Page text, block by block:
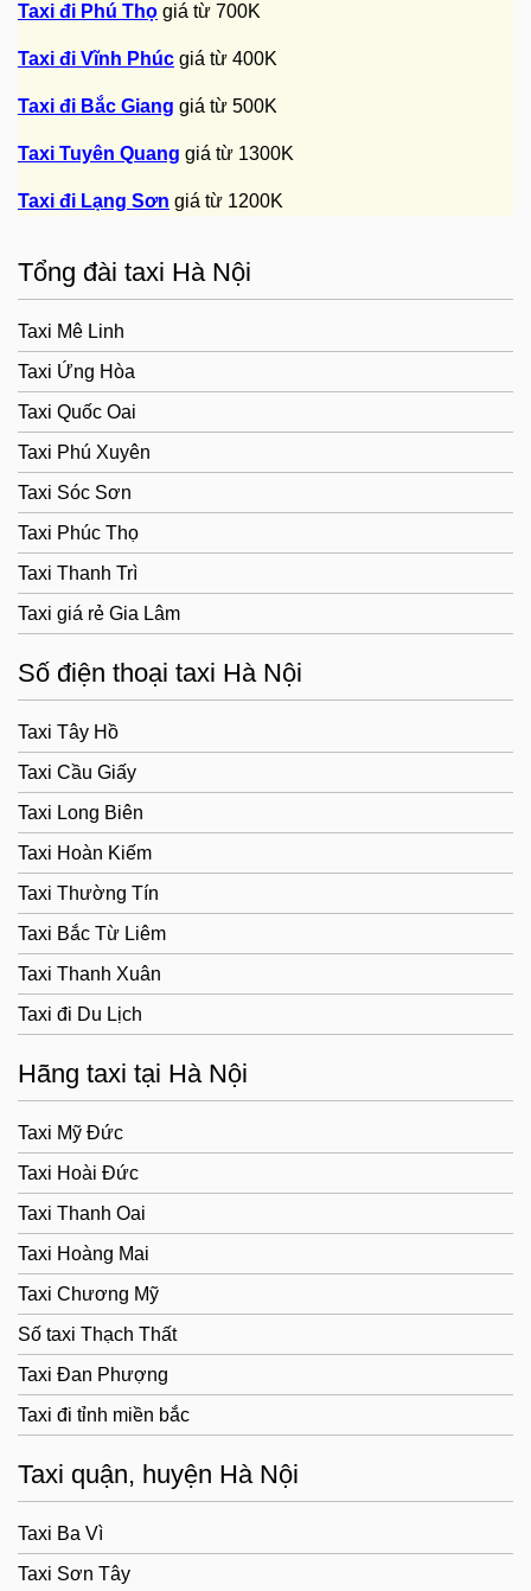
Taxi đi Phú Thọ giá từ 700K
Taxi đi Vĩnh Phúc giá từ 400K
Taxi đi Bắc Giang giá từ 500K
Taxi Tuyên Quang giá từ 1300K
Taxi đi Lạng Sơn giá từ 1200K
Tổng đài taxi Hà Nội
Taxi Mê Linh
Taxi Ứng Hòa
Taxi Quốc Oai
Taxi Phú Xuyên
Taxi Sóc Sơn
Taxi Phúc Thọ
Taxi Thanh Trì
Taxi giá rẻ Gia Lâm
Số điện thoại taxi Hà Nội
Taxi Tây Hồ
Taxi Cầu Giấy
Taxi Long Biên
Taxi Hoàn Kiếm
Taxi Thường Tín
Taxi Bắc Từ Liêm
Taxi Thanh Xuân
Taxi đi Du Lịch
Hãng taxi tại Hà Nội
Taxi Mỹ Đức
Taxi Hoài Đức
Taxi Thanh Oai
Taxi Hoàng Mai
Taxi Chương Mỹ
Số taxi Thạch Thất
Taxi Đan Phượng
Taxi đi tỉnh miền bắc
Taxi quận, huyện Hà Nội
Taxi Ba Vì
Taxi Sơn Tây